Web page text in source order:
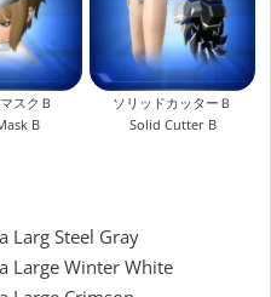
スクＢ
B
ソリッドカッターＢ
Solid Cutter B
Larg Steel Gray
Large Winter White